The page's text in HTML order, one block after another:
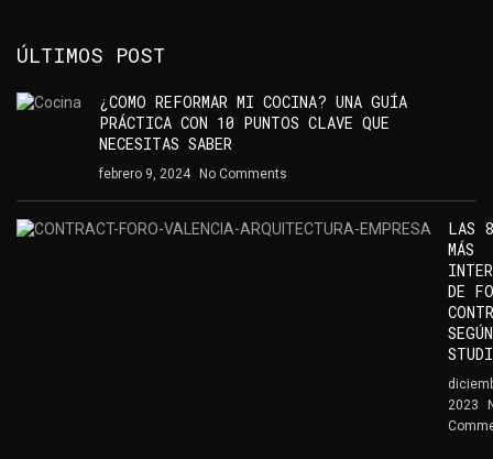
ÚLTIMOS POST
¿COMO REFORMAR MI COCINA? UNA GUÍA
PRÁCTICA CON 10 PUNTOS CLAVE QUE
NECESITAS SABER
febrero 9, 2024 No Comments
LAS 8
MÁS
DE
2023